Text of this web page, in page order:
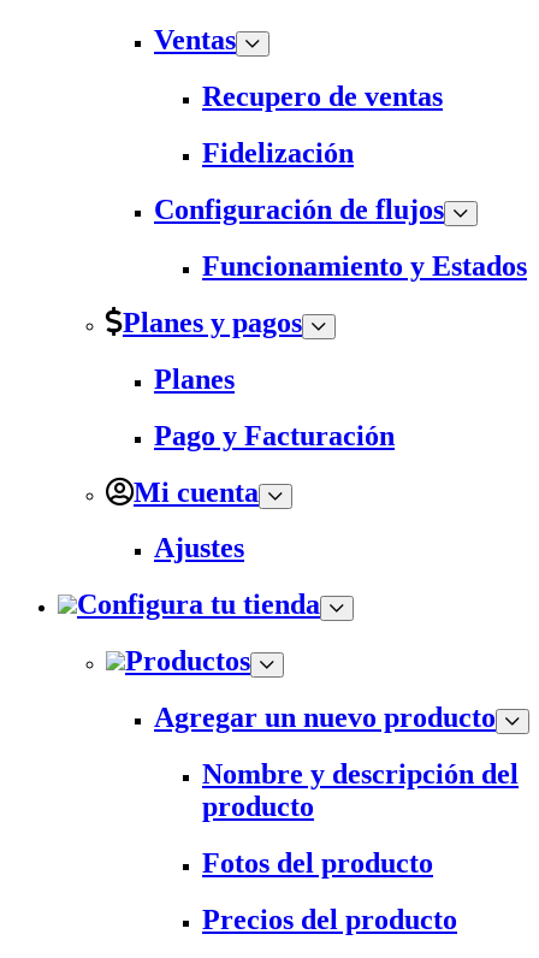
Ventas
Recupero de ventas
Fidelización
Configuración de flujos
Funcionamiento y Estados
Planes y pagos
Planes
Pago y Facturación
Mi cuenta
Ajustes
Configura tu tienda
Productos
Agregar un nuevo producto
Nombre y descripción del
producto
Fotos del producto
Precios del producto